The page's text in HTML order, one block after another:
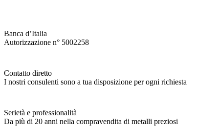
Banca d’Italia
Autorizzazione n° 5002258
Contatto diretto
I nostri consulenti sono a tua disposizione per ogni richiesta
Serietà e professionalità
Da più di 20 anni nella compravendita di metalli preziosi